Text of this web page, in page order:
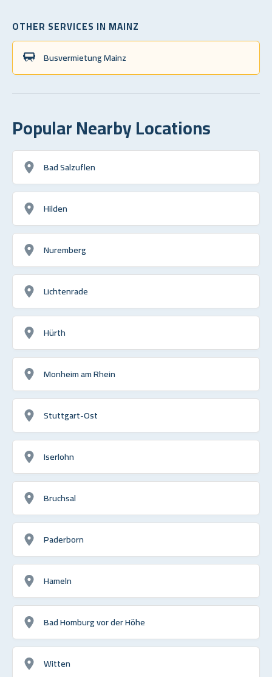
OTHER SERVICES IN MAINZ
Busvermietung Mainz
Popular Nearby Locations
Bad Salzuflen
Hilden
Nuremberg
Lichtenrade
Hürth
Monheim am Rhein
Stuttgart-Ost
Iserlohn
Bruchsal
Paderborn
Hameln
Bad Homburg vor der Höhe
Witten